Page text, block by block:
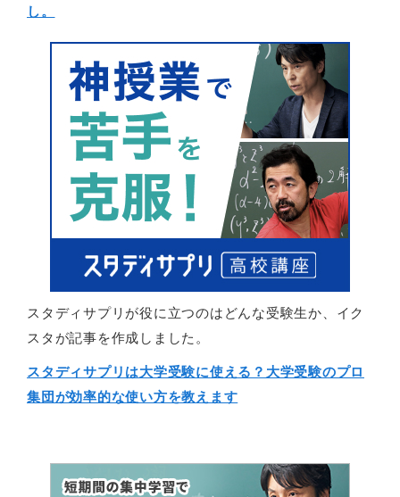
し。
スタディサプリが役に立つのはどんな受験生か、イク
スタが記事を作成しました。
スタディサプリは大学受験に使える？大学受験のプロ
集団が効率的な使い方を教えます